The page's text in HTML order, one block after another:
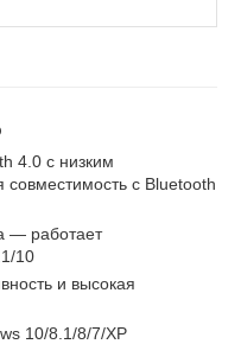
4.0 с низким
совместимость с Bluetooth
— работает
10
и высокая
10/8.1/8/7/XP